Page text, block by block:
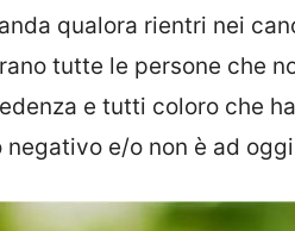
qualora rientri nei
tutte le persone che
e tutti coloro che
negativo e/o non è ad